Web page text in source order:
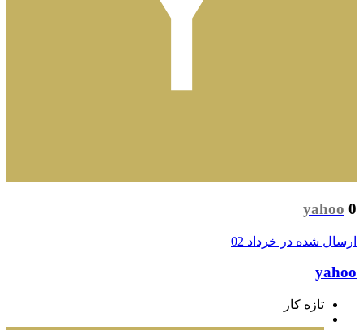
yahoo 0
ارسال شده در خرداد 02
yahoo
تازه کار